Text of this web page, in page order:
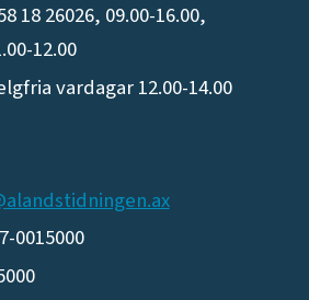
18 26026, 09.00-16.00,
12.00
vardagar 12.00-14.00
0015000